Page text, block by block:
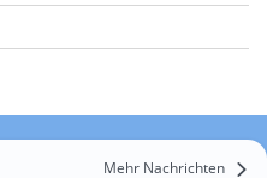
Mehr Nachrichten